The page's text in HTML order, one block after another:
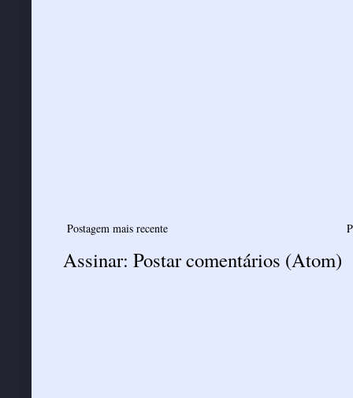
Postagem mais recente
Assinar: Postar comentários (Atom)